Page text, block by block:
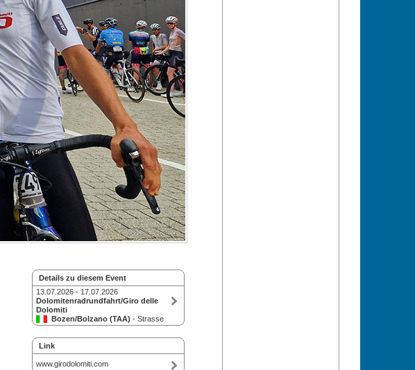
Details zu diesem Event
13.07.2026 - 17.07.2026
Dolomitenradrundfahrt/Giro delle
Dolomiti
Bozen/Bolzano (TAA) - Strasse
- SR
Link
www.girodolomiti.com